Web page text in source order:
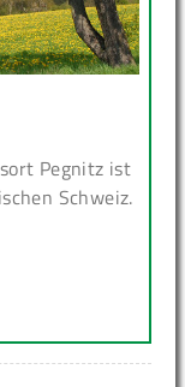
Pegnitz ist
Schweiz.